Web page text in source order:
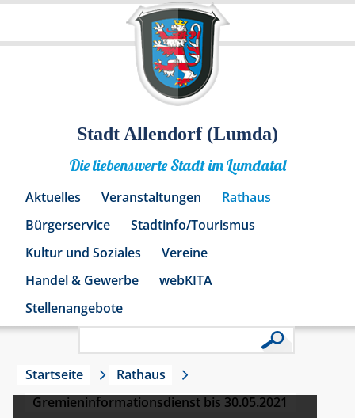
Stadt Allendorf (Lumda)
Die liebenswerte Stadt im Lumdatal
Aktuelles Veranstaltungen
Rathaus
Bürgerservice
Stadtinfo/Tourismus
Kultur und Soziales
Vereine
Handel & Gewerbe
webKITA
Stellenangebote
Startseite
Rathaus
Gremieninformationsdienst bis 30.05.2021